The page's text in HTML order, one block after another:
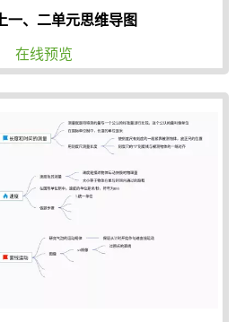
一、二单元思维导图
在线预览